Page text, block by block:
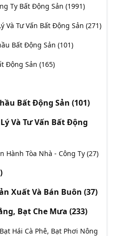
Ty Bất Động Sản (1991)
Và Tư Vấn Bất Động Sản (271)
Bất Động Sản (101)
Động Sản (165)
Bất Động Sản (101)
Và Tư Vấn Bất Động
Hành Tòa Nhà - Công Ty (27)
Xuất Và Bán Buôn (37)
Bạt Che Mưa (233)
Hái Cà Phê, Bạt Phơi Nông